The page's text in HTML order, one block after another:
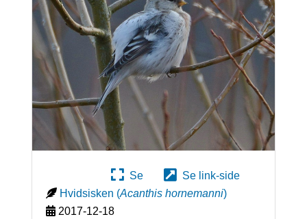
Se
Se link-side
Hvidsisken (Acanthis hornemanni)
2017-12-18